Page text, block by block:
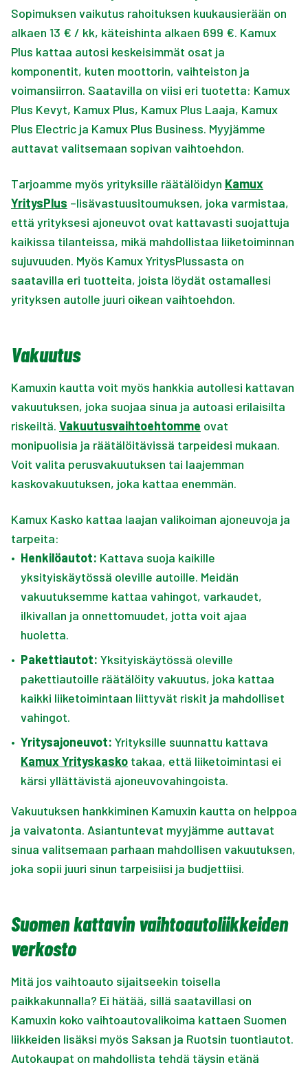
Sopimuksen vaikutus rahoituksen kuukausierään on
alkaen 13 € / kk, käteishinta alkaen 699 €. Kamux
Plus kattaa autosi keskeisimmät osat ja
komponentit, kuten moottorin, vaihteiston ja
voimansiirron. Saatavilla on viisi eri tuotetta: Kamux
Plus Kevyt, Kamux Plus, Kamux Plus Laaja, Kamux
Plus Electric ja Kamux Plus Business. Myyjämme
auttavat valitsemaan sopivan vaihtoehdon.
Tarjoamme myös yrityksille räätälöidyn Kamux
YritysPlus –lisävastuusitoumuksen, joka varmistaa,
että yrityksesi ajoneuvot ovat kattavasti suojattuja
kaikissa tilanteissa, mikä mahdollistaa liiketoiminnan
sujuvuuden. Myös Kamux YritysPlussasta on
saatavilla eri tuotteita, joista löydät ostamallesi
yrityksen autolle juuri oikean vaihtoehdon.
Vakuutus
Kamuxin kautta voit myös hankkia autollesi kattavan
vakuutuksen, joka suojaa sinua ja autoasi erilaisilta
riskeiltä. Vakuutusvaihtoehtomme ovat
monipuolisia ja räätälöitävissä tarpeidesi mukaan.
Voit valita perusvakuutuksen tai laajemman
kaskovakuutuksen, joka kattaa enemmän.
Kamux Kasko kattaa laajan valikoiman ajoneuvoja ja
tarpeita:
• Henkilöautot: Kattava suoja kaikille
yksityiskäytössä oleville autoille. Meidän
vakuutuksemme kattaa vahingot, varkaudet,
ilkivallan ja onnettomuudet, jotta voit ajaa
huoletta.
• Pakettiautot: Yksityiskäytössä oleville
pakettiautoille räätälöity vakuutus, joka kattaa
kaikki liiketoimintaan liittyvät riskit ja mahdolliset
vahingot.
• Yritysajoneuvot: Yrityksille suunnattu kattava
Kamux Yrityskasko takaa, että liiketoimintasi ei
kärsi yllättävistä ajoneuvovahingoista.
Vakuutuksen hankkiminen Kamuxin kautta on helppoa
ja vaivatonta. Asiantuntevat myyjämme auttavat
sinua valitsemaan parhaan mahdollisen vakuutuksen,
joka sopii juuri sinun tarpeisiisi ja budjettiisi.
Suomen kattavin vaihtoautoliikkeiden
verkosto
Mitä jos vaihtoauto sijaitseekin toisella
paikkakunnalla? Ei hätää, sillä saatavillasi on
Kamuxin koko vaihtoautovalikoima kattaen Suomen
liikkeiden lisäksi myös Saksan ja Ruotsin tuontiautot.
Autokaupat on mahdollista tehdä täysin etänä